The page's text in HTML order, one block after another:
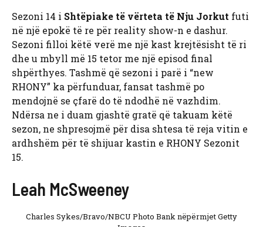
Sezoni 14 i Shtëpiake të vërteta të Nju Jorkut futi
në një epokë të re për reality show-n e dashur.
Sezoni filloi këtë verë me një kast krejtësisht të ri
dhe u mbyll më 15 tetor me një episod final
shpërthyes. Tashmë që sezoni i parë i “new
RHONY” ka përfunduar, fansat tashmë po
mendojnë se çfarë do të ndodhë në vazhdim.
Ndërsa ne i duam gjashtë gratë që takuam këtë
sezon, ne shpresojmë për disa shtesa të reja vitin e
ardhshëm për të shijuar kastin e RHONY Sezonit
15.
Leah McSweeney
Charles Sykes/Bravo/NBCU Photo Bank nëpërmjet Getty